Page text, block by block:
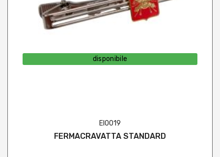
disponibile
EI0019
FERMACRAVATTA STANDARD